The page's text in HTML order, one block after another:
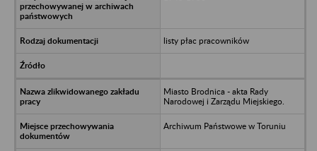
listy płac pracowników
Miasto Brodnica - akta Rady
Narodowej i Zarządu Miejskiego.
Archiwum Państwowe w Toruniu